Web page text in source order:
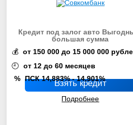
Кредит под залог авто
большая сумма
💰 от 150 000 до 15 000 000
🕘 от 12 до 60 месяцев
% ПСК 14,883% - 14,901%
Взять кредит
Подробнее